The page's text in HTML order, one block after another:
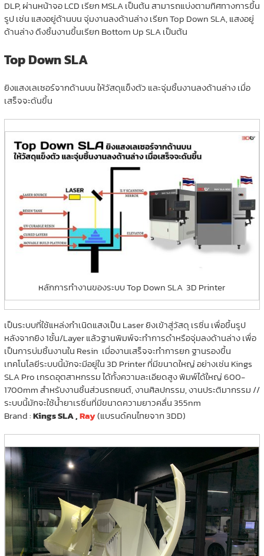
DLP, ผ่านหน้าจอ LCD เรียก MSLA เป็นต้น สามารถแบ่งตามทิศทางการขึ้น
รูป เช่น แสงอยู่ด้านบน จุ่มงานลงด้านล่าง เรียก Top Down SLA, แสงอยู่
ด้านล่าง ดึงชิ้นงานขึ้นเรียก Bottom Up SLA เป็นต้น
Top Down SLA
ยิงแสงเลเซอร์จากด้านบน ให้วัสดุแข็งตัว และจุ่มชิ้นงานลงด้านล่าง เมื่อ
เสร็จจะดันขึ้น
หลักการทำงานของระบบ Top Down SLA 3D Printer
เป็นระบบที่ใช้แหล่งกำเนิดแสงเป็น Laser ยิงเข้าสู่วัสดุ เรซิ่น เพื่อขึ้นรูป
หลังจากยิง 1ชั้น/Layer แล้วฐานพิมพ์จะทำการดำหรือจุ่มลงด้านล่าง เพื่อ
เป็นการบ่มชิ้นงานใน Resin เมื่องานเสร็จจะทำการยก ฐานรองขึ้น
เทคโนโลยีระบบนี้มักจะมีอยู่ใน 3D Printer ที่มีขนาดใหญ่ อย่างเช่น Kings
SLA Pro เกรดอุตสาหกรรม ได้ทั้งความละเอียดสูง พิมพ์ได้ใหญ่ 600-
1700mm สำหรับงานชิ้นส่วนรถยนต์, งานศิลปกรรม, งานประติมากรรม //
ระบบนี้มักจะใช้น้ำยาเรซิ่นที่มีขนาดความยาวคลื่น 355nm
Brand :Kings SLA ,Ray(แบรนด์คนไทยจาก 3DD)